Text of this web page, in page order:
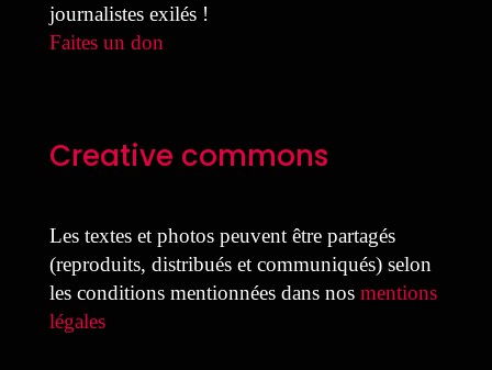
journalistes exilés !
Faites un don
Creative commons
Les textes et photos peuvent être partagés
(reproduits, distribués et communiqués) selon
les conditions mentionnées dans nos mentions
légales